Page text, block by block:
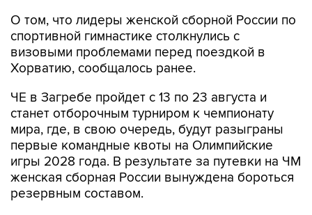
О том, что лидеры женской сборной России по
спортивной гимнастике столкнулись с
визовыми проблемами перед поездкой в
Хорватию, сообщалось ранее.
ЧЕ в Загребе пройдет с 13 по 23 августа и
станет отборочным турниром к чемпионату
мира, где, в свою очередь, будут разыграны
первые командные квоты на Олимпийские
игры 2028 года. В результате за путевки на ЧМ
женская сборная России вынуждена бороться
резервным составом.